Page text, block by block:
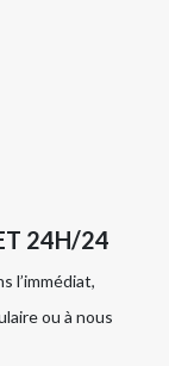
24H/24
l’immédiat,
ou à nous